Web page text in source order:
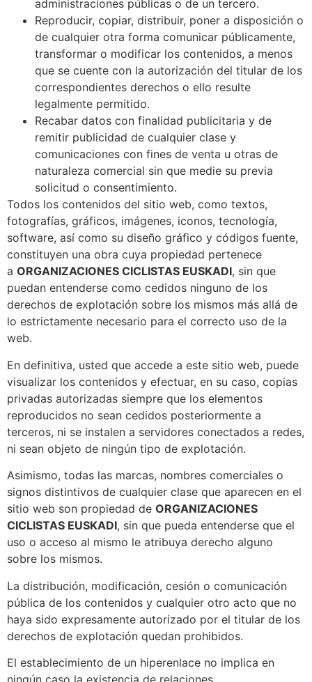
administraciones públicas o de un tercero.
Reproducir, copiar, distribuir, poner a disposición o
de cualquier otra forma comunicar públicamente,
transformar o modificar los contenidos, a menos
que se cuente con la autorización del titular de los
correspondientes derechos o ello resulte
legalmente permitido.
Recabar datos con finalidad publicitaria y de
remitir publicidad de cualquier clase y
comunicaciones con fines de venta u otras de
naturaleza comercial sin que medie su previa
solicitud o consentimiento.
Todos los contenidos del sitio web, como textos,
fotografías, gráficos, imágenes, iconos, tecnología,
software, así como su diseño gráfico y códigos fuente,
constituyen una obra cuya propiedad pertenece
a ORGANIZACIONES CICLISTAS EUSKADI, sin que
puedan entenderse como cedidos ninguno de los
derechos de explotación sobre los mismos más allá de
lo estrictamente necesario para el correcto uso de la
web.
En definitiva, usted que accede a este sitio web, puede
visualizar los contenidos y efectuar, en su caso, copias
privadas autorizadas siempre que los elementos
reproducidos no sean cedidos posteriormente a
terceros, ni se instalen a servidores conectados a redes,
ni sean objeto de ningún tipo de explotación.
Asimismo, todas las marcas, nombres comerciales o
signos distintivos de cualquier clase que aparecen en el
sitio web son propiedad de ORGANIZACIONES
CICLISTAS EUSKADI, sin que pueda entenderse que el
uso o acceso al mismo le atribuya derecho alguno
sobre los mismos.
La distribución, modificación, cesión o comunicación
pública de los contenidos y cualquier otro acto que no
haya sido expresamente autorizado por el titular de los
derechos de explotación quedan prohibidos.
El establecimiento de un hiperenlace no implica en
ningún caso la existencia de relaciones